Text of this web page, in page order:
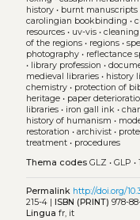
history• burnt manuscripts
carolingian bookbinding •
resources• uv-vis• cleaning
of the regions• regions•
photography• reflectance
• library profession •
medieval libraries• history
chemistry• protection of
heritage• paper
libraries• iron gall ink•
history of humanism •
restoration • archivist•
treatment• procedures
Thema codes GLZ • GLP •
Permalink http://doi.org/
215-4 |
ISBN (PRINT) 978-
Lingua fr, it